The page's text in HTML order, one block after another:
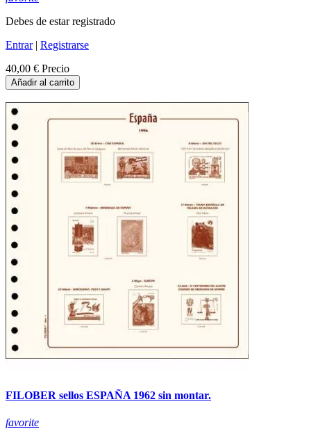
Debes de estar registrado
Entrar| Registrarse
40,00 € Precio
Añadir al carrito
FILOBER sellos ESPAÑA 1962 sin montar.
favorite